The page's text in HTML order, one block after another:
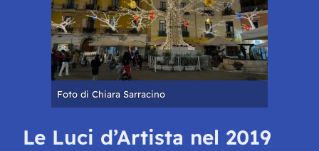
Foto di Chiara Sarracino
Le Luci d’Artista nel 2019